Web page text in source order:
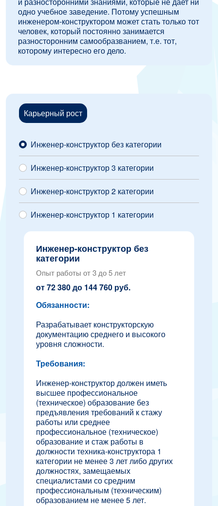
одно учебное заведение. Потому успешным
инженером-конструктором может стать только тот
человек, который постоянно занимается
разносторонним самообразванием, т.е. тот,
которому интересно его дело.
Карьерный рост
Инженер-конструктор без категории
Инженер-конструктор 3 категории
Инженер-конструктор 2 категории
Инженер-конструктор 1 категории
Инженер-конструктор без
категории
Опыт работы от 3 до 5 лет
от 72 380 до 144 760 руб.
Обязанности:
Разрабатывает конструкторскую
документацию среднего и высокого
уровня сложности.
Требования:
Инженер-конструктор должен иметь
высшее профессиональное
(техническое) образование без
предъявления требований к стажу
работы или среднее
профессиональное (техническое)
образование и стаж работы в
должности техника-конструктора 1
категории не менее 3 лет либо других
должностях, замещаемых
специалистами со средним
профессиональным (техническим)
образованием не менее 5 лет.